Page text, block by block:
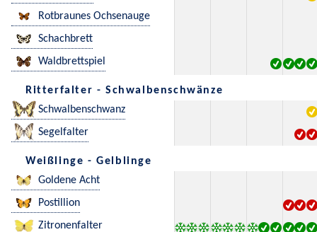
Rotbraunes Ochsenauge
Schachbrett
Waldbrettspiel
Ritterfalter - Schwalbenschwänze
Schwalbenschwanz
Segelfalter
Weißlinge - Gelblinge
Goldene Acht
Postillion
Zitronenfalter